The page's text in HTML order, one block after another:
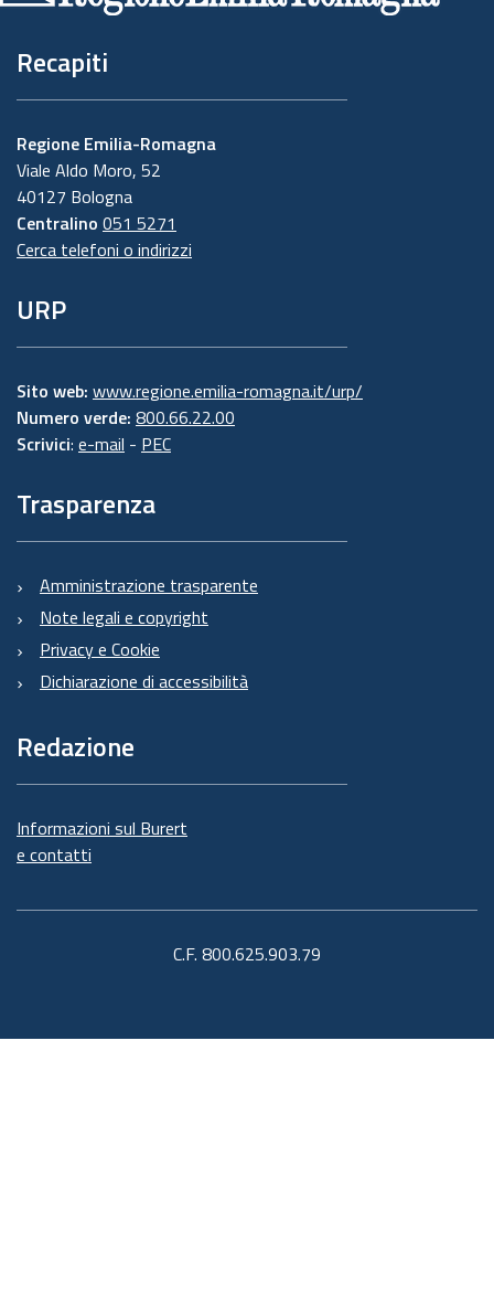
Recapiti
Regione Emilia-Romagna
Viale Aldo Moro, 52
40127 Bologna
Centralino 051 5271
Cerca telefoni o indirizzi
URP
Sito web: www.regione.emilia-romagna.it/urp/
Numero verde: 800.66.22.00
Scrivici: e-mail - PEC
Trasparenza
Amministrazione trasparente
Note legali e copyright
Privacy e Cookie
Dichiarazione di accessibilità
Redazione
Informazioni sul Burert
e contatti
C.F. 800.625.903.79